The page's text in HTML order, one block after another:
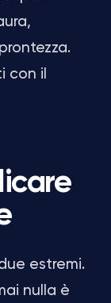
con il
estremi.
nulla è